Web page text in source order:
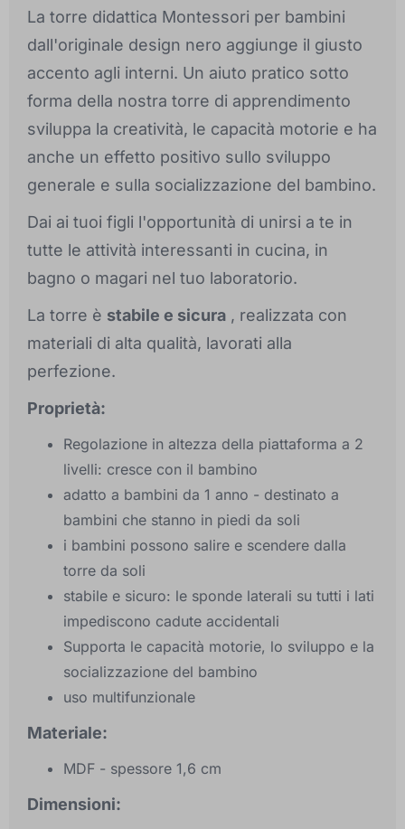
La torre didattica Montessori per bambini
dall'originale design nero aggiunge il giusto
accento agli interni. Un aiuto pratico sotto
forma della nostra torre di apprendimento
sviluppa la creatività, le capacità motorie e ha
anche un effetto positivo sullo sviluppo
generale e sulla socializzazione del bambino.
Dai ai tuoi figli l'opportunità di unirsi a te in
tutte le attività interessanti in cucina, in
bagno o magari nel tuo laboratorio.
La torre è stabile e sicura , realizzata con
materiali di alta qualità, lavorati alla
perfezione.
Proprietà:
Regolazione in altezza della piattaforma a 2
livelli: cresce con il bambino
adatto a bambini da 1 anno - destinato a
bambini che stanno in piedi da soli
i bambini possono salire e scendere dalla
torre da soli
stabile e sicuro: le sponde laterali su tutti i lati
impediscono cadute accidentali
Supporta le capacità motorie, lo sviluppo e la
socializzazione del bambino
uso multifunzionale
Materiale:
MDF - spessore 1,6 cm
Dimensioni: